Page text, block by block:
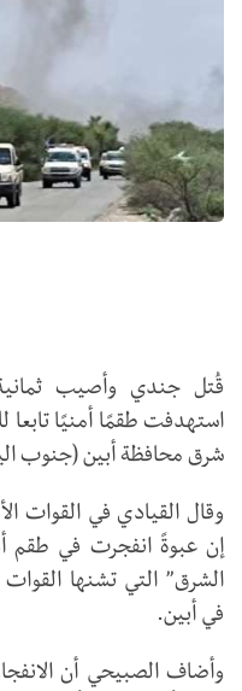
قُتل جندي وأصيب
استهدفت طقمًا أمنيًا تابعا
شرق محافظة أبين (جنوب
وقال القيادي في القوات
إن عبوةً انفجرت في طقم
الشرق” التي تشنها
في أبين.
وأضاف الصبيحي أن